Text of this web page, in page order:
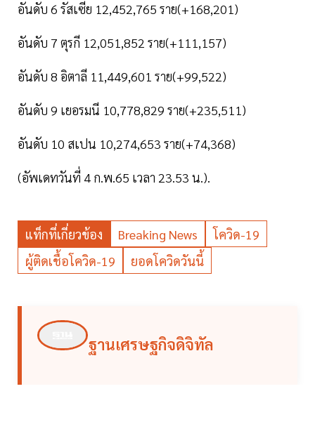
อันดับ 6 รัสเซีย 12,452,765 ราย(+168,201)
อันดับ 7 ตุรกี 12,051,852 ราย(+111,157)
อันดับ 8 อิตาลี 11,449,601 ราย(+99,522)
อันดับ 9 เยอรมนี 10,778,829 ราย(+235,511)
อันดับ 10 สเปน 10,274,653 ราย(+74,368)
(อัพเดทวันที่ 4 ก.พ.65 เวลา 23.53 น.).
แท็กที่เกี่ยวข้อง Breaking News
โควิด-19
ผู้ติดเชื้อโควิด-19
ยอดโควิดวันนี้
ฐานเศรษฐกิจดิจิทัล